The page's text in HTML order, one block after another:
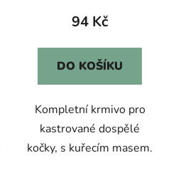
94 Kč
DO KOŠÍKU
Kompletní krmivo pro
kastrované dospělé
kočky, s kuřecím masem.